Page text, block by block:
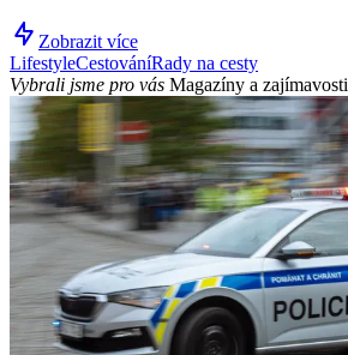
Zobrazit více
LifestyleCestováníRady na cesty
Vybrali jsme pro vás Magazíny a zajímavosti